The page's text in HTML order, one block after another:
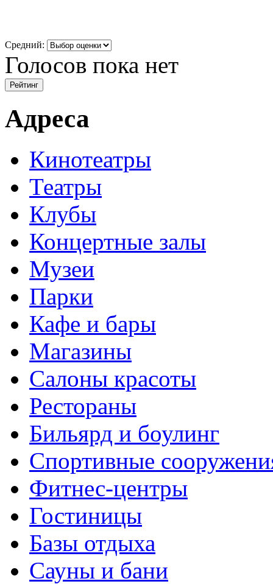
Средний:
Голосов пока нет
Адреса
Кинотеатры
Театры
Клубы
Концертные залы
Музеи
Парки
Кафе и бары
Магазины
Салоны красоты
Рестораны
Бильярд и боулинг
Спортивные
Фитнес-центры
Гостиницы
Базы отдыха
Сауны и бани